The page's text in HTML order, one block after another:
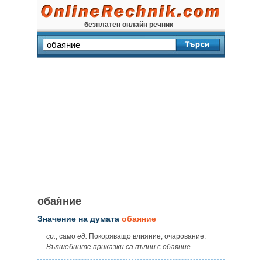
безплатен онлайн речник
обая̀ние
Значение на думата обаяние
ср., само ед. Покоряващо влияние; очарование.
Вълшебните приказки са пълни с обаяние.